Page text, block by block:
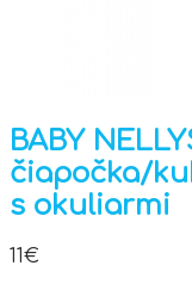
BABY
čiapočka/
s okuliarmi
11€